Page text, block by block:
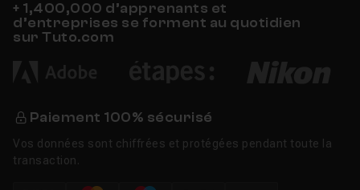
+ 1,400,000 d’apprenants et
d’entreprises se forment au quotidien
sur Tuto.com
Paiement 100% sécurisé
Vos données sont chiffrées et protégées pendant toute la
transaction.